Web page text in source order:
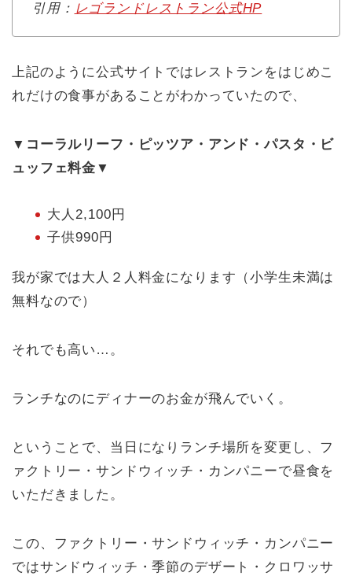
引用： レゴランドレストラン公式HP
上記のように公式サイトではレストランをはじめこ
れだけの食事があることがわかっていたので、
▼コーラルリーフ・ピッツア・アンド・パスタ・ビ
ュッフェ料金▼
大人2,100円
子供990円
我が家では大人２人料金になります（小学生未満は
無料なので）
それでも高い…。
ランチなのにディナーのお金が飛んでいく。
ということで、当日になりランチ場所を変更し、フ
ァクトリー・サンドウィッチ・カンパニーで昼食を
いただきました。
この、ファクトリー・サンドウィッチ・カンパニー
ではサンドウィッチ・季節のデザート・クロワッサ